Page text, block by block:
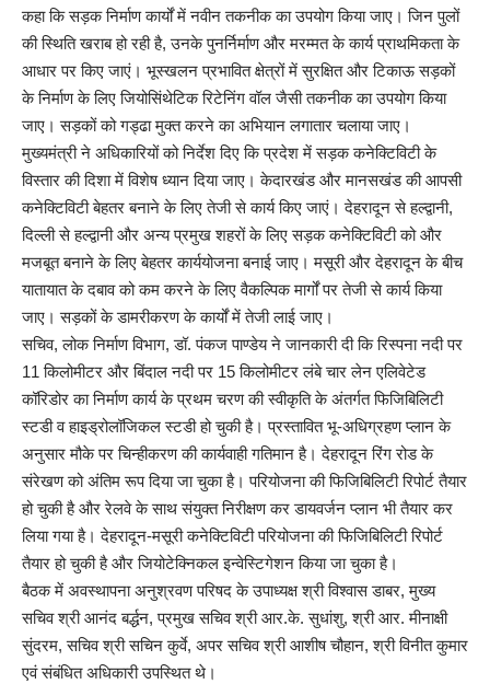
कहा कि सड़क निर्माण कार्यों में नवीन तकनीक का उपयोग किया जाए। जिन पुलों
की स्थिति खराब हो रही है, उनके पुनर्निर्माण और मरम्मत के कार्य प्राथमिकता के
आधार पर किए जाएं। भूस्खलन प्रभावित क्षेत्रों में सुरक्षित और टिकाऊ सड़कों
के निर्माण के लिए जियोसिंथेटिक रिटेनिंग वॉल जैसी तकनीक का उपयोग किया
जाए। सड़कों को गड्ढा मुक्त करने का अभियान लगातार चलाया जाए।
मुख्यमंत्री ने अधिकारियों को निर्देश दिए कि प्रदेश में सड़क कनेक्टिविटी के
विस्तार की दिशा में विशेष ध्यान दिया जाए। केदारखंड और मानसखंड की आपसी
कनेक्टिविटी बेहतर बनाने के लिए तेजी से कार्य किए जाएं। देहरादून से हल्द्वानी,
दिल्ली से हल्द्वानी और अन्य प्रमुख शहरों के लिए सड़क कनेक्टिविटी को और
मजबूत बनाने के लिए बेहतर कार्ययोजना बनाई जाए। मसूरी और देहरादून के बीच
यातायात के दबाव को कम करने के लिए वैकल्पिक मार्गों पर तेजी से कार्य किया
जाए। सड़कों के डामरीकरण के कार्यों में तेजी लाई जाए।
सचिव, लोक निर्माण विभाग, डॉ. पंकज पाण्डेय ने जानकारी दी कि रिस्पना नदी पर
11 किलोमीटर और बिंदाल नदी पर 15 किलोमीटर लंबे चार लेन एलिवेटेड
कॉरिडोर का निर्माण कार्य के प्रथम चरण की स्वीकृति के अंतर्गत फिजिबिलिटी
स्टडी व हाइड्रोलॉजिकल स्टडी हो चुकी है। प्रस्तावित भू-अधिग्रहण प्लान के
अनुसार मौके पर चिन्हीकरण की कार्यवाही गतिमान है। देहरादून रिंग रोड के
संरेखण को अंतिम रूप दिया जा चुका है। परियोजना की फिजिबिलिटी रिपोर्ट तैयार
हो चुकी है और रेलवे के साथ संयुक्त निरीक्षण कर डायवर्जन प्लान भी तैयार कर
लिया गया है। देहरादून-मसूरी कनेक्टिविटी परियोजना की फिजिबिलिटी रिपोर्ट
तैयार हो चुकी है और जियोटेक्निकल इन्वेस्टिगेशन किया जा चुका है।
बैठक में अवस्थापना अनुश्रवण परिषद के उपाध्यक्ष श्री विश्वास डाबर, मुख्य
सचिव श्री आनंद बर्द्धन, प्रमुख सचिव श्री आर.के. सुधांशु, श्री आर. मीनाक्षी
सुंदरम, सचिव श्री सचिन कुर्वे, अपर सचिव श्री आशीष चौहान, श्री विनीत कुमार
एवं संबंधित अधिकारी उपस्थित थे।